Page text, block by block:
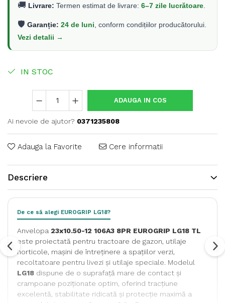
🚚 Livrare: Termen estimat de livrare: 6–7 zile lucrătoare
🛡️ Garanție: 24 de luni , conform condițiilor producătorului.
Vezi detalii →
IN STOC
ADAUGA IN COS
Ai nevoie de ajutor? 0371235808
Adauga la Favorite Cere informatii
Descriere
De ce să alegi EUROGRIP LG18?
Anvelopa 23x10.50-12 106A3 8PR EUROGRIP LG18 TL
este proiectată pentru tractoare de gazon, utilaje
horticole, mașini de întreținere a spațiilor verzi,
recoltatoare pentru livezi și utilaje speciale. Modelul
LG18 dispune de o suprafață mare de contact și
crampoane poziționate optim, oferind tracțiune
excelentă, stabilitate ridicată și protecție maximă a